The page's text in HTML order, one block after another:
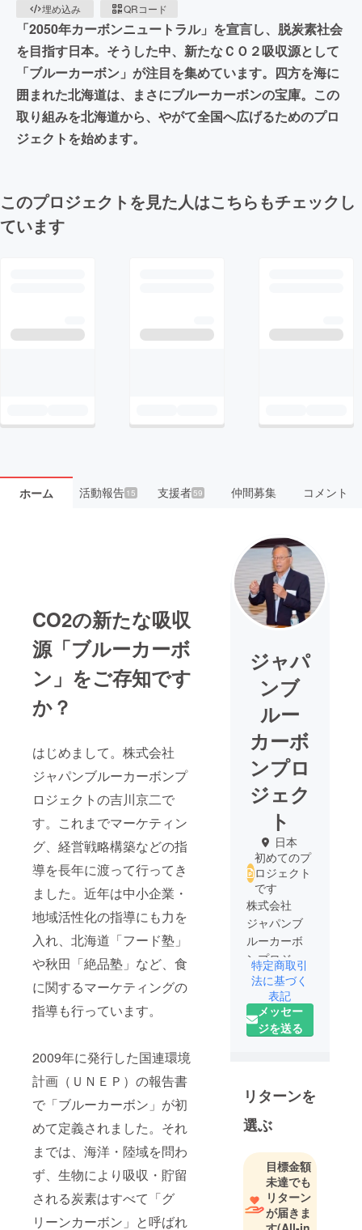
埋め込み
QRコード
「2050年カーボンニュートラル」を宣言し、脱炭素社会
を目指す日本。そうした中、新たなＣＯ２吸収源として
「ブルーカーボン」が注目を集めています。四方を海に
囲まれた北海道は、まさにブルーカーボンの宝庫。この
取り組みを北海道から、やがて全国へ広げるためのプロ
ジェクトを始めます。
このプロジェクトを見た人はこちらもチェックし
ています
ホーム 活動報告15 支援者59 仲間募集 コメント
CO2の新たな吸収
源「ブルーカーボ
ン」をご存知です
か？
はじめまして。株式会社
ジャパンブルーカーボンプ
ロジェクトの吉川京二で
す。これまでマーケティン
グ、経営戦略構築などの指
導を長年に渡って行ってき
ました。近年は中小企業・
地域活性化の指導にも力を
入れ、北海道「フード塾」
や秋田「絶品塾」など、食
に関するマーケティングの
指導も行っています。
2009年に発行した国連環境
計画（ＵＮＥＰ）の報告書
で「ブルーカーボン」が初
めて定義されました。それ
までは、海洋・陸域を問わ
ず、生物により吸収・貯留
される炭素はすべて「グ
リーンカーボン」と呼ばれ
ジャパ
ンブ
ルー
カーボ
ンプロ
ジェク
ト
日本
初めてのプ
ロジェクト
です
株式会社
ジャパンブ
ルーカーボ
ンプロジェ
クト
代表取締役
社長
1945年広島
ブリヂスト
ンに入社。
営業・マー
ケティング
畑を歩み、
「メーカー
といえど
も、モノを
特定商取引
法に基づく
表記
メッセー
ジを送る
リターンを
選ぶ
目標金額
未達でも
リターン
が届きま